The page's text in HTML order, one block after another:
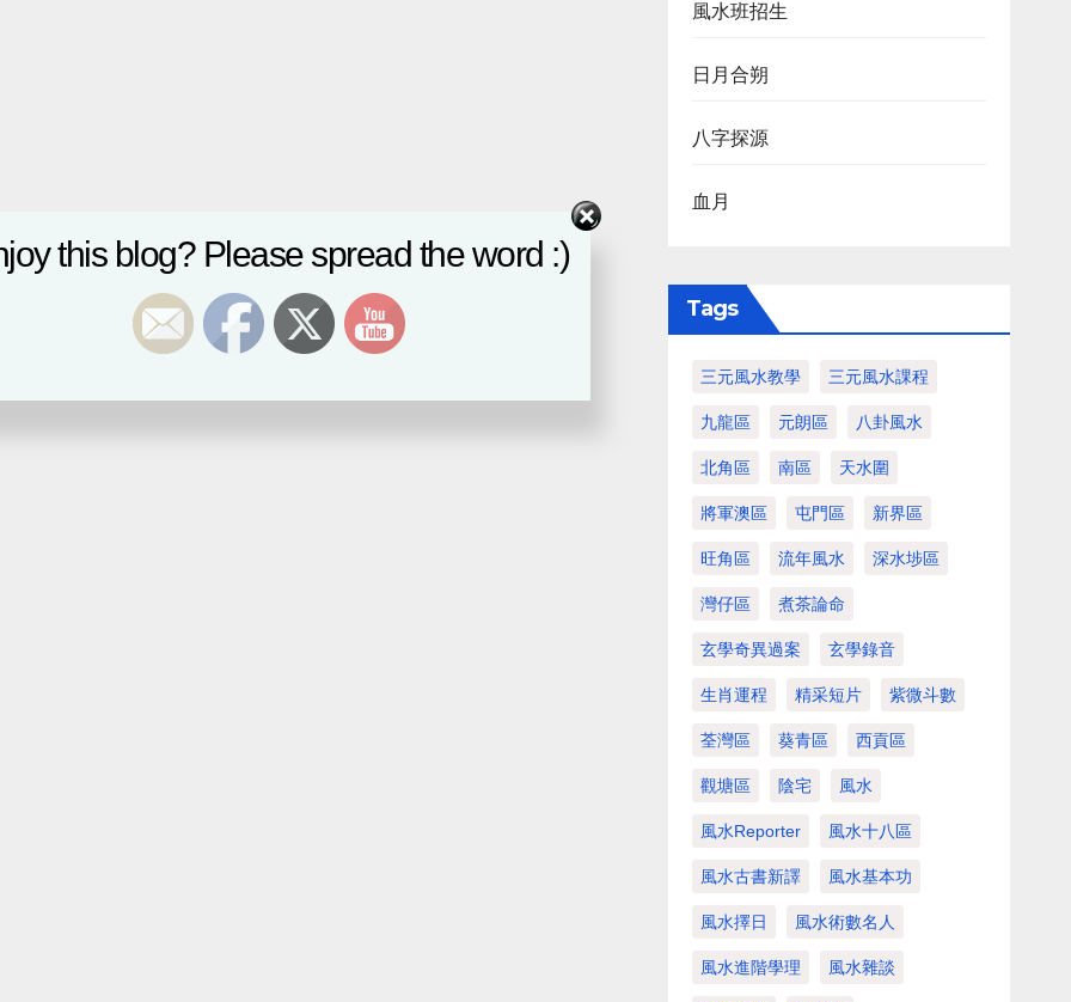
風水班招生
日月合朔
八字探源
血月
Tags
三元風水教學 三元風水課程
九龍區 元朗區 八卦風水
北角區 南區 天水圍
將軍澳區 屯門區 新界區
旺角區 流年風水 深水埗區
灣仔區 煮茶論命
玄學奇異過案 玄學錄音
生肖運程 精采短片 紫微斗數
荃灣區 葵青區 西貢區
觀塘區 陰宅 風水
風水Reporter 風水十八區
風水古書新譯 風水基本功
風水擇日 風水術數名人
風水進階學理 風水雜談
this blog? Please spread the word :)